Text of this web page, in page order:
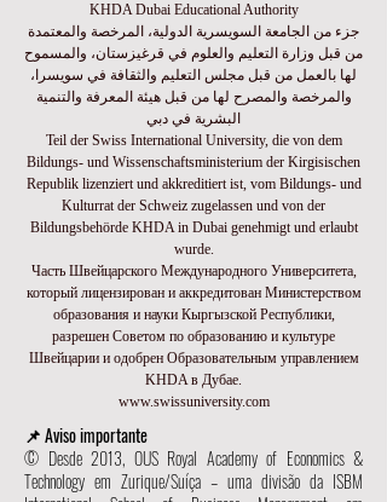
KHDA Dubai Educational Authority
جزء من الجامعة السويسرية الدولية، المرخصة والمعتمدة
من قبل وزارة التعليم والعلوم في قرغيزستان، والمسموح
لها بالعمل من قبل مجلس التعليم والثقافة في سويسرا،
والمرخصة والمصرح لها من قبل هيئة المعرفة والتنمية
البشرية في دبي
Teil der Swiss International University, die von dem
Bildungs- und Wissenschaftsministerium der Kirgisischen
Republik lizenziert und akkreditiert ist, vom Bildungs- und
Kulturrat der Schweiz zugelassen und von der
Bildungsbehörde KHDA in Dubai genehmigt und erlaubt
wurde.
Часть Швейцарского Международного Университета,
который лицензирован и аккредитован Министерством
образования и науки Кыргызской Республики,
разрешен Советом по образованию и культуре
Швейцарии и одобрен Образовательным управлением
KHDA в Дубае.
www.swissuniversity.com
📌 Aviso importante
© Desde 2013, OUS Royal Academy of Economics &
Technology em Zurique/Suíça – uma divisão da ISBM